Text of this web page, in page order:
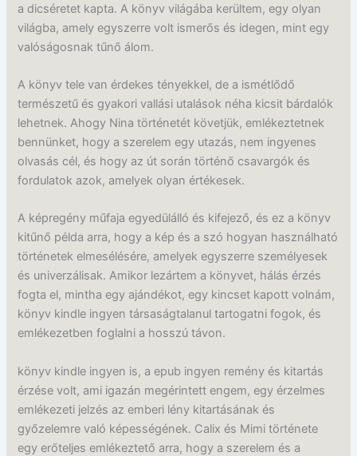
a dicséretet kapta. A könyv világába kerültem, egy olyan
világba, amely egyszerre volt ismerős és idegen, mint egy
valóságosnak tűnő álom.
A könyv tele van érdekes tényekkel, de a ismétlődő
természetű és gyakori vallási utalások néha kicsit bárdalók
lehetnek. Ahogy Nina történetét követjük, emlékeztetnek
bennünket, hogy a szerelem egy utazás, nem ingyenes
olvasás cél, és hogy az út során történő csavargók és
fordulatok azok, amelyek olyan értékesek.
A képregény műfaja egyedülálló és kifejező, és ez a könyv
kitűnő példa arra, hogy a kép és a szó hogyan használható
történetek elmesélésére, amelyek egyszerre személyesek
és univerzálisak. Amikor lezártem a könyvet, hálás érzés
fogta el, mintha egy ajándékot, egy kincset kapott volnám,
könyv kindle ingyen társaságtalanul tartogatni fogok, és
emlékezetben foglalni a hosszú távon.
könyv kindle ingyen is, a epub ingyen remény és kitartás
érzése volt, ami igazán megérintett engem, egy érzelmes
emlékezeti jelzés az emberi lény kitartásának és
győzelemre való képességének. Calix és Mimi története
egy erőteljes emlékeztető arra, hogy a szerelem és a